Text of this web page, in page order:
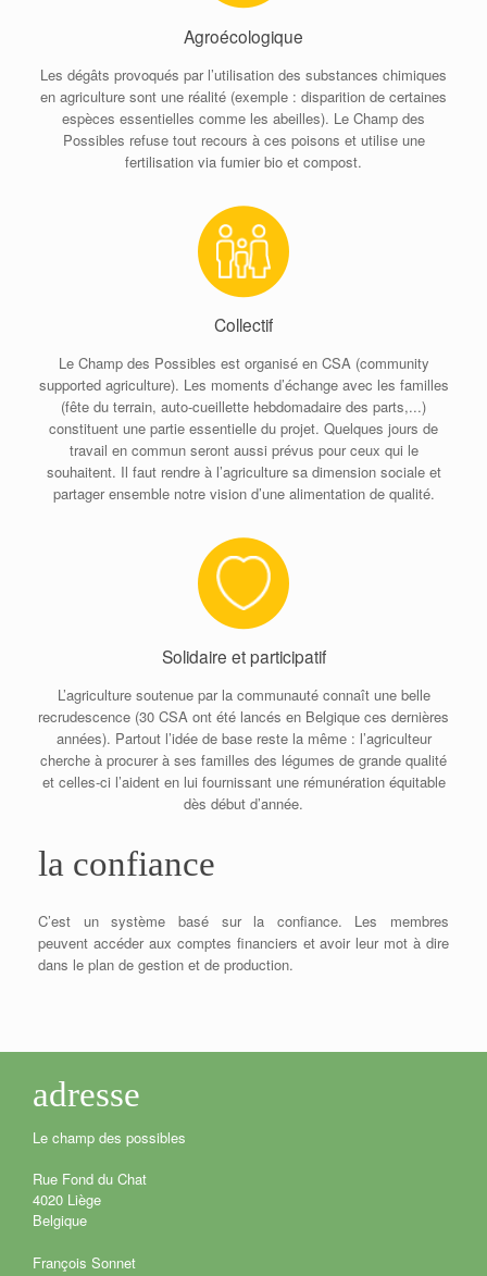
Agroécologique
Les dégâts provoqués par l’utilisation des substances chimiques
en agriculture sont une réalité (exemple : disparition de certaines
espèces essentielles comme les abeilles). Le Champ des
Possibles refuse tout recours à ces poisons et utilise une
fertilisation via fumier bio et compost.
Collectif
Le Champ des Possibles est organisé en CSA (community
supported agriculture). Les moments d’échange avec les familles
(fête du terrain, auto-cueillette hebdomadaire des parts,...)
constituent une partie essentielle du projet. Quelques jours de
travail en commun seront aussi prévus pour ceux qui le
souhaitent. Il faut rendre à l’agriculture sa dimension sociale et
partager ensemble notre vision d’une alimentation de qualité.
Solidaire et participatif
L’agriculture soutenue par la communauté connaît une belle
recrudescence (30 CSA ont été lancés en Belgique ces dernières
années). Partout l’idée de base reste la même : l’agriculteur
cherche à procurer à ses familles des légumes de grande qualité
et celles-ci l’aident en lui fournissant une rémunération équitable
dès début d’année.
la confiance
C’est un système basé sur la confiance. Les membres
peuvent accéder aux comptes financiers et avoir leur mot à dire
dans le plan de gestion et de production.
adresse
Le champ des possibles
Rue Fond du Chat
4020 Liège
Belgique
François Sonnet